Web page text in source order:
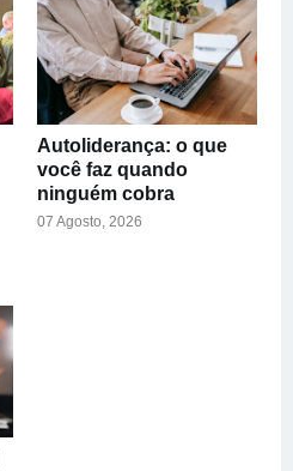
Autoliderança: o que
você faz quando
ninguém cobra
07 Agosto, 2026